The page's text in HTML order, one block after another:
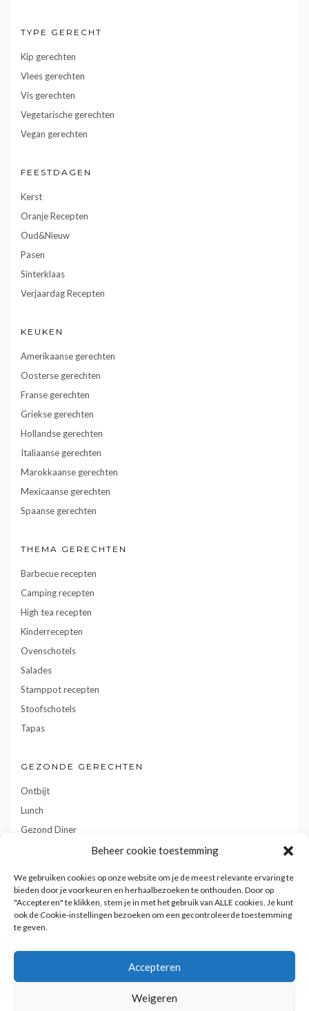
Beheer cookie toestemming
We gebruiken cookies op onze website om je de meest relevante ervaring te
bieden door je voorkeuren en herhaalbezoeken te onthouden. Door op
"Accepteren" te klikken, stem je in met het gebruik van ALLE cookies. Je kunt
ook de Cookie-instellingen bezoeken om een gecontroleerde toestemming
te geven.
Accepteren
Weigeren
TYPE GERECHT
Kip gerechten
Vlees gerechten
Vis gerechten
Vegetarische gerechten
Vegan gerechten
FEESTDAGEN
Kerst
Oranje Recepten
Oud&Nieuw
Pasen
Sinterklaas
Verjaardag Recepten
KEUKEN
Amerikaanse gerechten
Oosterse gerechten
Franse gerechten
Griekse gerechten
Hollandse gerechten
Italiaanse gerechten
Marokkaanse gerechten
Mexicaanse gerechten
Spaanse gerechten
THEMA GERECHTEN
Barbecue recepten
Camping recepten
High tea recepten
Kinderrecepten
Ovenschotels
Salades
Stamppot recepten
Stoofschotels
Tapas
GEZONDE GERECHTEN
Ontbijt
Lunch
Gezond Diner
Gebak
Privacy- en cookiebeleid